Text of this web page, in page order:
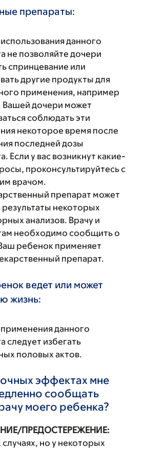
препараты:
данного
не позволяйте дочери
спринцевание или
другие продукты для
применения, например
дочери может
соблюдать эти
некоторое время после
последней дозы
Если у вас возникнут какие-
проконсультируйтесь с
врачом.
препарат может
результаты некоторых
анализов. Врачу и
необходимо сообщить о
ребенок применяет
препарат.
ведет или может
жизнь:
данного
следует избегать
половых актов.
эффектах мне
сообщать
моего ребенка?
ПРЕДОСТЕРЕЖЕНИЕ:
случаях, но у некоторых